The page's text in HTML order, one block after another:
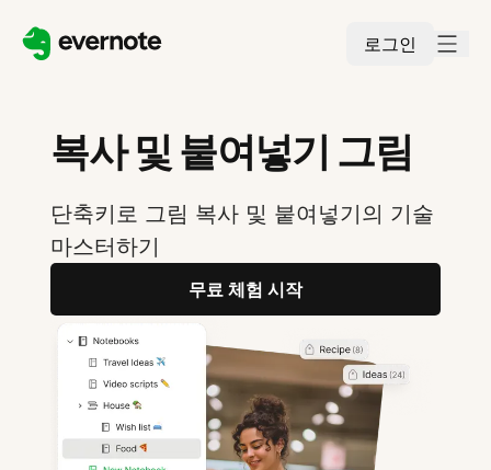
로그인
복사 및 붙여넣기 그림
단축키로 그림 복사 및 붙여넣기의 기술
마스터하기
무료 체험 시작